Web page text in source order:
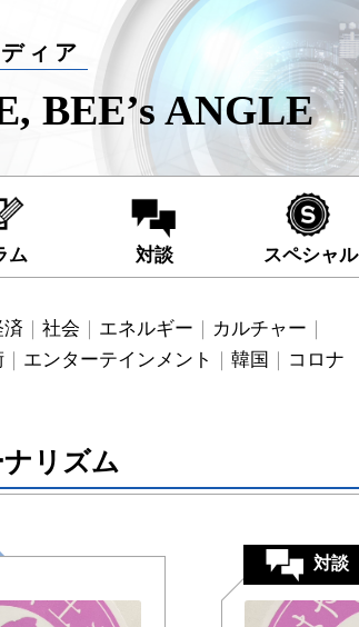
ィア
BEE’s ANGLE
ム 対談 スペシャル
済 社会 エネルギー
カルチャー
エンターテインメント 韓国 コロナ
リズム
対談